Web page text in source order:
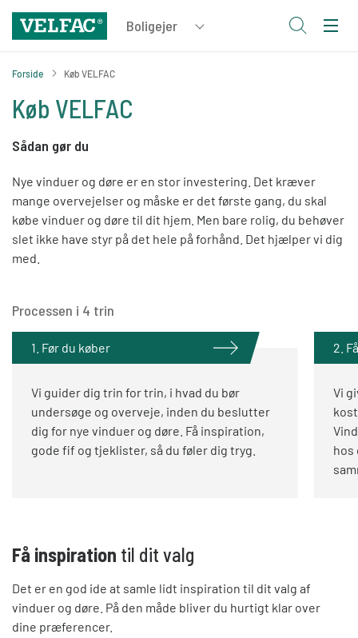
Forside Køb VELFAC
Køb VELFAC
Sådan gør du
Nye vinduer og døre er en stor investering. Det kræver
mange overvejelser og måske er det første gang, du skal
købe vinduer og døre til dit hjem. Men bare rolig, du behøver
slet ikke have styr på det hele på forhånd. Det hjælper vi dig
med.
Processen i 4 trin
1. Før du køber
Vi guider dig trin for trin, i hvad du bør
undersøge og overveje, inden du beslutter
dig for nye vinduer og døre. Få inspiration,
gode fif og tjeklister, så du føler dig tryg.
2.
Vi
hos
Få inspiration til dit valg
Det er en god ide at samle lidt inspiration til dit valg af
vinduer og døre. På den måde bliver du hurtigt klar over
dine præferencer.